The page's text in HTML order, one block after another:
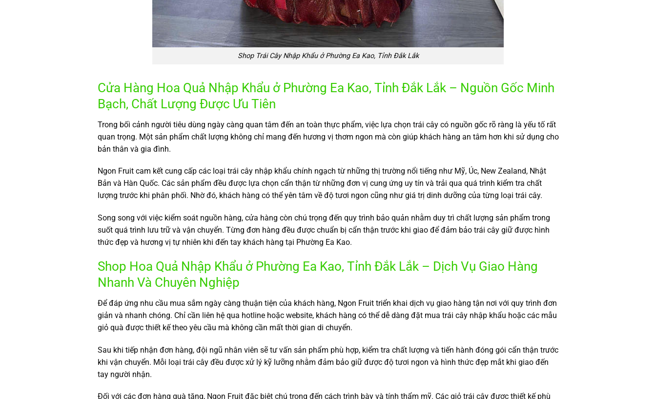
Shop Trái Cây Nhập Khẩu ở Phường Ea Kao, Tỉnh Đắk Lắk
Cửa Hàng Hoa Quả Nhập Khẩu ở Phường Ea Kao, Tỉnh Đắk Lắk – Nguồn Gốc Minh
Bạch, Chất Lượng Được Ưu Tiên
Trong bối cảnh người tiêu dùng ngày càng quan tâm đến an toàn thực phẩm, việc lựa chọn trái cây có nguồn gốc rõ ràng là yếu tố rất
quan trọng. Một sản phẩm chất lượng không chỉ mang đến hương vị thơm ngon mà còn giúp khách hàng an tâm hơn khi sử dụng cho
bản thân và gia đình.
Ngon Fruit cam kết cung cấp các loại trái cây nhập khẩu chính ngạch từ những thị trường nổi tiếng như Mỹ, Úc, New Zealand, Nhật
Bản và Hàn Quốc. Các sản phẩm đều được lựa chọn cẩn thận từ những đơn vị cung ứng uy tín và trải qua quá trình kiểm tra chất
lượng trước khi phân phối. Nhờ đó, khách hàng có thể yên tâm về độ tươi ngon cũng như giá trị dinh dưỡng của từng loại trái cây.
Song song với việc kiểm soát nguồn hàng, cửa hàng còn chú trọng đến quy trình bảo quản nhằm duy trì chất lượng sản phẩm trong
suốt quá trình lưu trữ và vận chuyển. Từng đơn hàng đều được chuẩn bị cẩn thận trước khi giao để đảm bảo trái cây giữ được hình
thức đẹp và hương vị tự nhiên khi đến tay khách hàng tại Phường Ea Kao.
Shop Hoa Quả Nhập Khẩu ở Phường Ea Kao, Tỉnh Đắk Lắk – Dịch Vụ Giao Hàng
Nhanh Và Chuyên Nghiệp
Để đáp ứng nhu cầu mua sắm ngày càng thuận tiện của khách hàng, Ngon Fruit triển khai dịch vụ giao hàng tận nơi với quy trình đơn
giản và nhanh chóng. Chỉ cần liên hệ qua hotline hoặc website, khách hàng có thể dễ dàng đặt mua trái cây nhập khẩu hoặc các mẫu
giỏ quà được thiết kế theo yêu cầu mà không cần mất thời gian di chuyển.
Sau khi tiếp nhận đơn hàng, đội ngũ nhân viên sẽ tư vấn sản phẩm phù hợp, kiểm tra chất lượng và tiến hành đóng gói cẩn thận trước
khi vận chuyển. Mỗi loại trái cây đều được xử lý kỹ lưỡng nhằm đảm bảo giữ được độ tươi ngon và hình thức đẹp mắt khi giao đến
tay người nhận.
Đối với các đơn hàng quà tặng, Ngon Fruit đặc biệt chú trọng đến cách trình bày và tính thẩm mỹ. Các giỏ trái cây được thiết kế phù